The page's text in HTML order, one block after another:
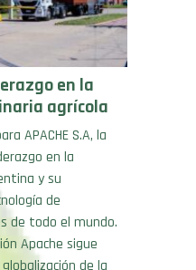
en la
agrícola
APACHE S.A, la
en la
y su
de
de todo el mundo.
Apache sigue
de la